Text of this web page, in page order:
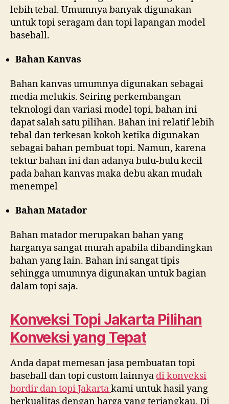
lebih tebal. Umumnya banyak digunakan
untuk topi seragam dan topi lapangan model
baseball.
Bahan Kanvas
Bahan kanvas umumnya digunakan sebagai
media melukis. Seiring perkembangan
teknologi dan variasi model topi, bahan ini
dapat salah satu pilihan. Bahan ini relatif lebih
tebal dan terkesan kokoh ketika digunakan
sebagai bahan pembuat topi. Namun, karena
tektur bahan ini dan adanya bulu-bulu kecil
pada bahan kanvas maka debu akan mudah
menempel
Bahan Matador
Bahan matador merupakan bahan yang
harganya sangat murah apabila dibandingkan
bahan yang lain. Bahan ini sangat tipis
sehingga umumnya digunakan untuk bagian
dalam topi saja.
Konveksi Topi Jakarta Pilihan
Konveksi yang Tepat
Anda dapat memesan jasa pembuatan topi
baseball dan topi custom lainnya di konveksi
bordir dan topi Jakartakami untuk hasil yang
berkualitas dengan harga yang terjangkau. Di